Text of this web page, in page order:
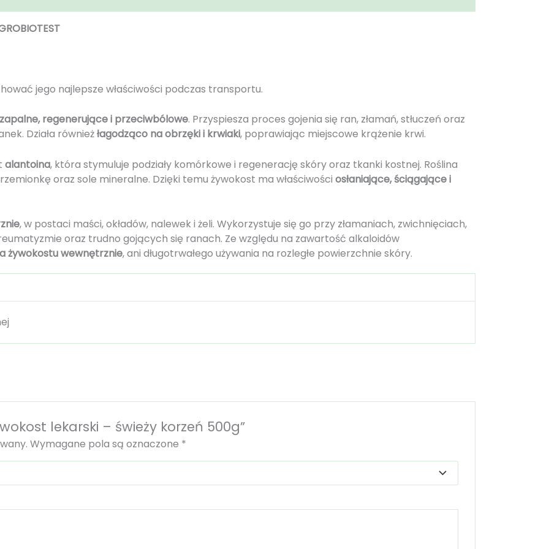
jego najlepsze właściwości podczas transportu.
regenerujące i przeciwbólowe. Przyspiesza proces gojenia się ran, złamań, stłuczeń oraz
Działa równieżłagodząco na obrzęki i krwiaki, poprawiając miejscowe krążenie krwi.
alantoina, która stymuluje podziały komórkowe i regenerację skóry oraz tkanki kostnej. Roślina
oraz sole mineralne. Dzięki temu żywokost ma właściwości osłaniające, ściągające i
, w postaci maści, okładów, nalewek i żeli. Wykorzystuje się go przy złamaniach, zwichnięciach,
oraz trudno gojących się ranach. Ze względu na zawartość alkaloidów
żywokostu wewnętrznie, ani długotrwałego używania na rozległe powierzchnie skóry.
lekarski – świeży korzeń 500g”
Wymagane pola są oznaczone *